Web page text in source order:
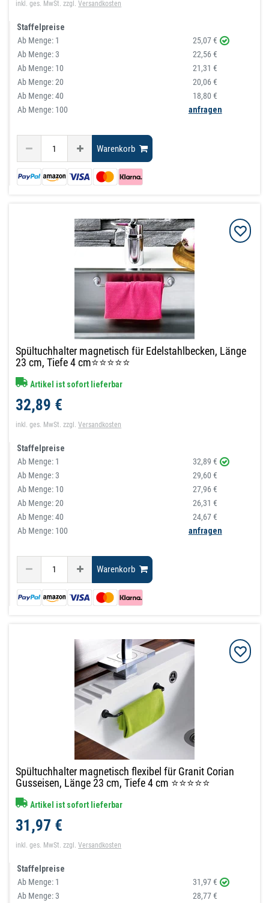
inkl. ges. MwSt. zzgl.Versandkosten
Staffelpreise
Ab Menge: 1
25,07 €
Ab Menge:3
22,56 €
Ab Menge: 10
21,31 €
Ab Menge:20
20,06 €
Ab Menge:40
18,80 €
Ab Menge: 100
anfragen
Warenkorb
Spültuchhalter magnetisch für Edelstahlbecken, Länge
23 cm, Tiefe 4 cm⭐⭐⭐⭐⭐
Artikel ist sofort lieferbar
32,89 €
inkl. ges. MwSt. zzgl.Versandkosten
Staffelpreise
Ab Menge: 1
32,89 €
Ab Menge:3
29,60 €
Ab Menge: 10
27,96 €
Ab Menge:20
26,31 €
Ab Menge:40
24,67 €
Ab Menge: 100
anfragen
Warenkorb
Spültuchhalter magnetisch flexibel für Granit Corian
Gusseisen, Länge 23 cm, Tiefe 4 cm ⭐⭐⭐⭐⭐
Artikel ist sofort lieferbar
31,97 €
inkl. ges. MwSt. zzgl.Versandkosten
Staffelpreise
Ab Menge: 1
31,97 €
Ab Menge:3
28,77 €